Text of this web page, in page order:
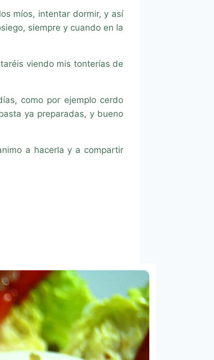
míos, intentar dormir, y así
siempre y cuando en la
viendo mis tonterías de
como por ejemplo cerdo
ya preparadas, y bueno
a hacerla y a compartir